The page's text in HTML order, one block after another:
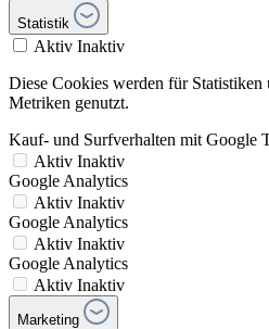
Statistik
Aktiv Inaktiv
Diese Cookies werden für Statistiken
Metriken genutzt.
Kauf- und Surfverhalten mit Google
Aktiv Inaktiv
Google Analytics
Aktiv Inaktiv
Google Analytics
Aktiv Inaktiv
Google Analytics
Aktiv Inaktiv
Marketing